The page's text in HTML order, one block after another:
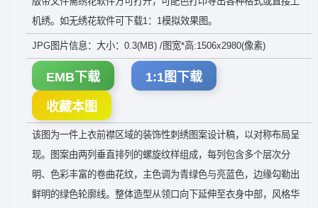
机绣。如无绣花软件可下载1：1模拟效果图。
JPG图片信息：大小：0.3(MB) /图宽*高:1506x2980(像素)
EMB下载 1:1图下载
收藏本图
该图为一件上衣前襟区域的装饰性刺绣图案设计稿，以对称布局呈
现。图案由两列垂直排列的螺旋纹样组成，每列包含多个层次分
明、色彩丰富的卷曲花纹，主色调为青绿色与亮蓝色，边缘勾勒出
鲜明的绿色轮廓线。整体造型从领口向下延伸至衣身中部，风格华